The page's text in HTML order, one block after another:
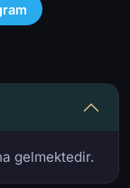
gelmektedir.